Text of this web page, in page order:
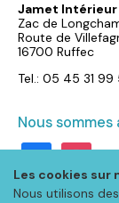
Les cookies sur
Nous utilisons
Jamet Intérieur
Zac de
Route de
16700 Ruffec
Tel.: 05 45 31 99
Nous sommes
facebookinstagram